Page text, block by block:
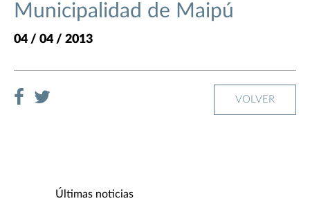
Municipalidad de Maipú
04 / 04 / 2013
VOLVER
Últimas noticias